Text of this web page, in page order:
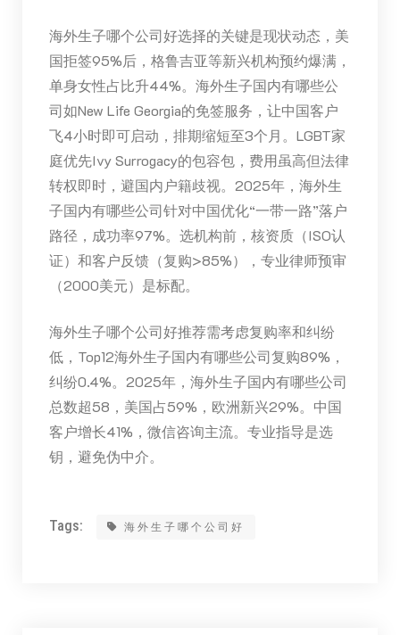
海外生子哪个公司好选择的关键是现状动态，美
国拒签95%后，格鲁吉亚等新兴机构预约爆满，
单身女性占比升44%。海外生子国内有哪些公
司如New Life Georgia的免签服务，让中国客户
飞4小时即可启动，排期缩短至3个月。LGBT家
庭优先Ivy Surrogacy的包容包，费用虽高但法律
转权即时，避国内户籍歧视。2025年，海外生
子国内有哪些公司针对中国优化“一带一路”落户
路径，成功率97%。选机构前，核资质（ISO认
证）和客户反馈（复购>85%），专业律师预审
（2000美元）是标配。
海外生子哪个公司好推荐需考虑复购率和纠纷
低，Top12海外生子国内有哪些公司复购89%，
纠纷0.4%。2025年，海外生子国内有哪些公司
总数超58，美国占59%，欧洲新兴29%。中国
客户增长41%，微信咨询主流。专业指导是选
钥，避免伪中介。
Tags: 海外生子哪个公司好